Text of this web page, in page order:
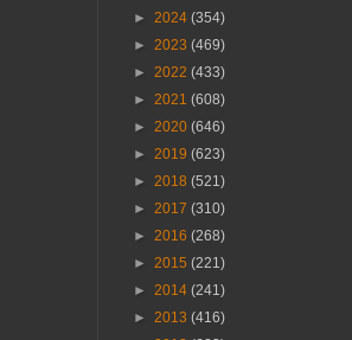
► 2024 (354)
► 2023 (469)
► 2022 (433)
► 2021 (608)
► 2020 (646)
► 2019 (623)
► 2018 (521)
► 2017 (310)
► 2016 (268)
► 2015 (221)
► 2014 (241)
► 2013 (416)